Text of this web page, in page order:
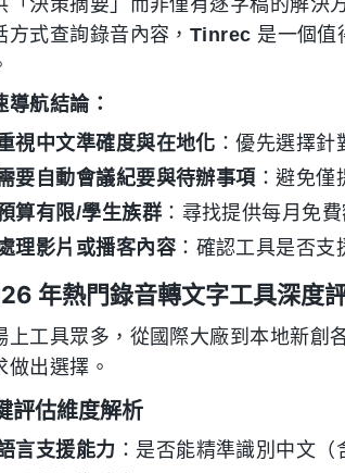
「決策摘要」而非僅有逐字稿的解決
方式查詢錄音內容， Tinrec 是一個值
導航結論：
視中文準確度與在地化 ：優先選擇
要自動會議紀要與待辦事項 ：避免
算有限/學生族群 ：尋找提供每月免
理影片或播客內容 ：確認工具是否
年熱門錄音轉文字工具深度
上工具眾多，從國際大廠到本地新創
做出選擇。
評估維度解析
言支援能力 ：是否能精準識別中文